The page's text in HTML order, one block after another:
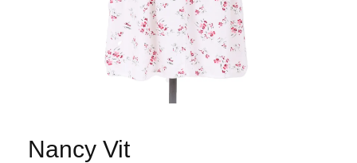
Nancy Vit